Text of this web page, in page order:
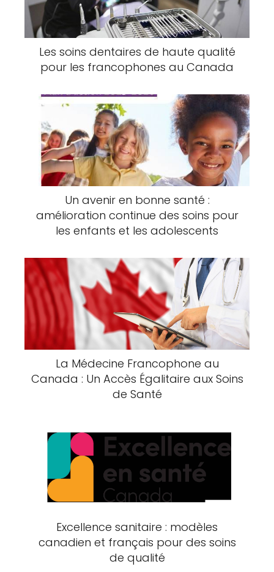
Les soins dentaires de haute qualité
pour les francophones au Canada
Un avenir en bonne santé :
amélioration continue des soins pour
les enfants et les adolescents
La Médecine Francophone au
Canada : Un Accès Égalitaire aux Soins
de Santé
Excellence sanitaire : modèles
canadien et français pour des soins
de qualité